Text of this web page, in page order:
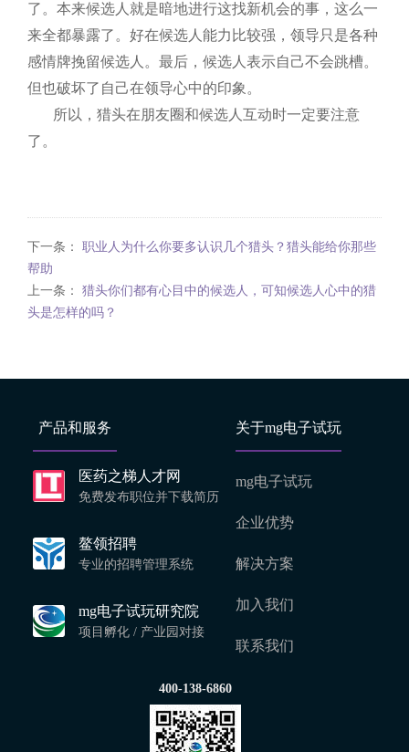
了。本来候选人就是暗地进行这找新机会的事，这么一
来全都暴露了。好在候选人能力比较强，领导只是各种
感情牌挽留候选人。最后，候选人表示自己不会跳槽。
但也破坏了自己在领导心中的印象。
所以，猎头在朋友圈和候选人互动时一定要注意
了。
下一条： 职业人为什么你要多认识几个猎头？猎头能给你那些
帮助
上一条： 猎头你们都有心目中的候选人，可知候选人心中的猎
头是怎样的吗？
产品和服务
医药之梯人才网
免费发布职位并下载简历
鳌领招聘
专业的招聘管理系统
mg电子试玩研究院
项目孵化 / 产业园对接
关于mg电子试玩
mg电子试玩
企业优势
解决方案
加入我们
联系我们
400-138-6860